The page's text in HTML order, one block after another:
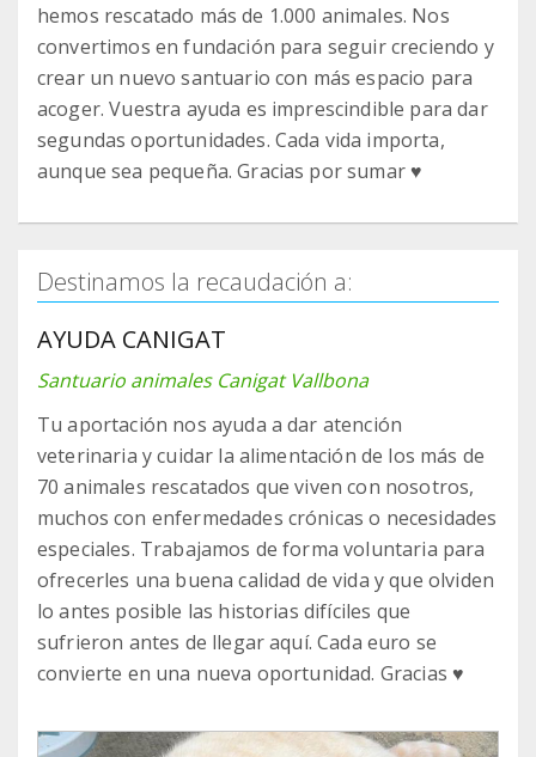
hemos rescatado más de 1.000 animales. Nos
convertimos en fundación para seguir creciendo y
crear un nuevo santuario con más espacio para
acoger. Vuestra ayuda es imprescindible para dar
segundas oportunidades. Cada vida importa,
aunque sea pequeña. Gracias por sumar ♥️
Destinamos la recaudación a:
AYUDA CANIGAT
Santuario animales Canigat Vallbona
Tu aportación nos ayuda a dar atención
veterinaria y cuidar la alimentación de los más de
70 animales rescatados que viven con nosotros,
muchos con enfermedades crónicas o necesidades
especiales. Trabajamos de forma voluntaria para
ofrecerles una buena calidad de vida y que olviden
lo antes posible las historias difíciles que
sufrieron antes de llegar aquí. Cada euro se
convierte en una nueva oportunidad. Gracias ♥️